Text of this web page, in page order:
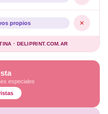
especiales
propios
· DELIPRINT.COM.AR